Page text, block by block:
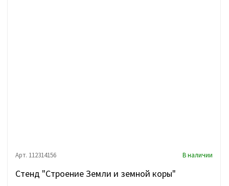
Арт. 112314156 В наличии
Стенд "Строение Земли и земной коры"